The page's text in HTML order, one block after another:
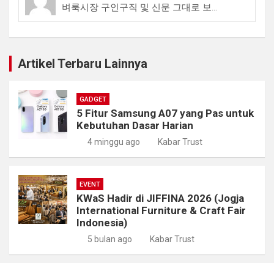
벼룩시장 구인구직 및 신문 그대로 보...
Artikel Terbaru Lainnya
GADGET
5 Fitur Samsung A07 yang Pas untuk
Kebutuhan Dasar Harian
4 minggu ago Kabar Trust
EVENT
KWaS Hadir di JIFFINA 2026 (Jogja
International Furniture & Craft Fair
Indonesia)
5 bulan ago Kabar Trust